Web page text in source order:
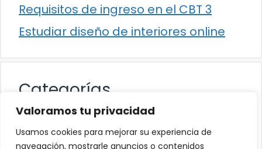
Valoramos tu privacidad
Usamos cookies para mejorar su experiencia de
navegación, mostrarle anuncios o contenidos
Requisitos de ingreso en el CBT 3
Estudiar diseño de interiores online
Categorías
Cultura
Educación